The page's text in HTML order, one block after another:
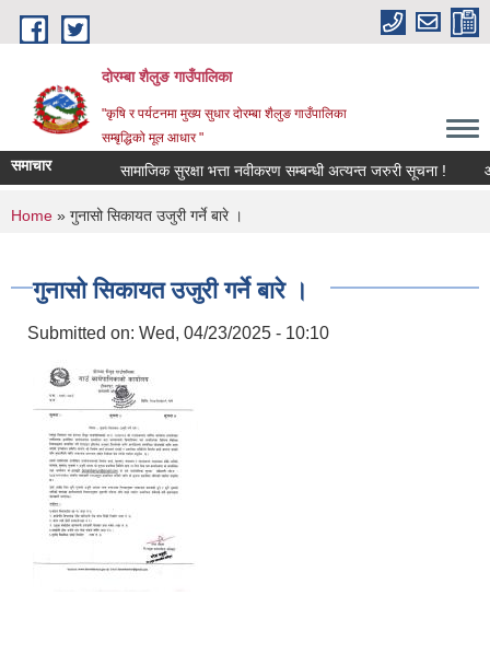
Skip to main content
दोरम्बा शैलुङ गाउँपालिका
"कृषि र पर्यटनमा मुख्य सुधार दोरम्बा शैलुङ गाउँपालिका
सम्बृद्धिको मूल आधार "
समाचार सामाजिक सुरक्षा भत्ता नवीकरण सम्बन्धी अत्यन्त जरुरी सूचना !
You are here
Home » गुनासो सिकायत उजुरी गर्ने बारे ।
गुनासो सिकायत उजुरी गर्ने बारे ।
Submitted on: Wed, 04/23/2025 - 10:10